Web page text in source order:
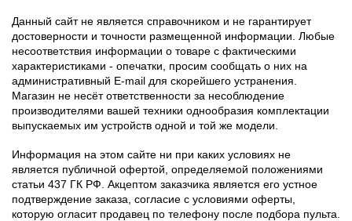
Данный сайт не является справочником и не гарантирует
достоверности и точности размещенной информации. Любые
несоответствия информации о товаре с фактическими
характеристиками - опечатки, просим сообщать о них на
административный E-mail для скорейшего устранения.
Магазин не несёт ответственности за несоблюдение
производителями вашей техники однообразия комплектации
выпускаемых им устройств одной и той же модели.
Информация на этом сайте ни при каких условиях не
является публичной офертой, определяемой положениями
статьи 437 ГК РФ. Акцептом заказчика является его устное
подтверждение заказа, согласие с условиями оферты,
которую огласит продавец по телефону после подбора пульта.